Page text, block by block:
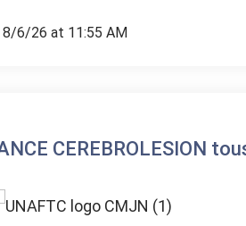
8/6/26 at 11:55 AM
CEREBROLESION